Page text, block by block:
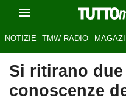
NOTIZIE TMW RADIO
Si ritirano
conoscenze